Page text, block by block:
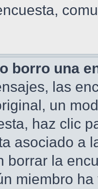
borro una
las
un
haz clic
asociado a
borrar la
miembro